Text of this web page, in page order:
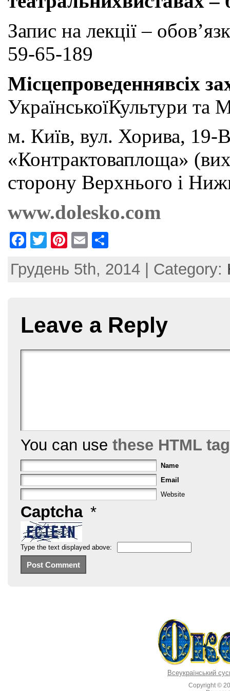
Запис на лекції –
59-65-189
Місцепроведеннявсіх
УкраїнськоїКультури та
м. Київ, вул. Хорива, 19-
«Контрактоваплоща»
сторону Верхнього і
www.dolesko.com
F
c
o
o
k
T
itt
Pi
er
E
ai ar
Грудень 5th, 2014 | Category:
Leave a Reply
You can use these HTML
Name
Email
Website
Captcha *
Type the text displayed above:
Всеукраїнський
Copyright ©